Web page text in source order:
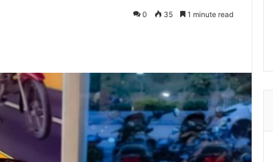
0 35 1 minute read